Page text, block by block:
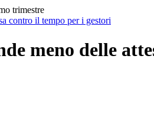
trimestre
contro il tempo per i gestori
meno delle